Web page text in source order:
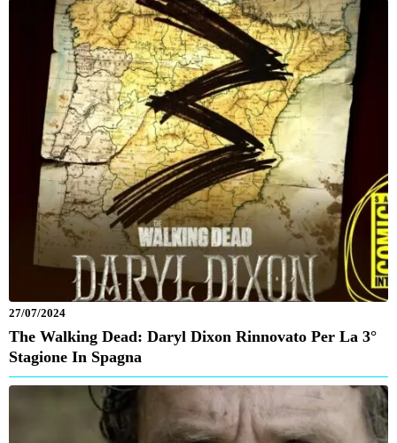
27/07/2024
The Walking Dead: Daryl Dixon Rinnovato Per La 3°
Stagione In Spagna